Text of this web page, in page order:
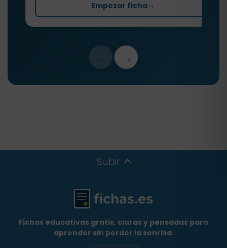
Empezar ficha→
→
Subir
Fichas educativas gratis, claras y pensadas para
aprender sin perder la sonrisa.